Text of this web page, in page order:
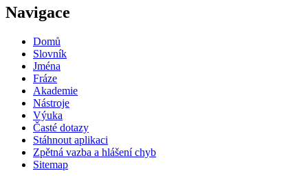
Navigace
Domů
Slovník
Jména
Fráze
Akademie
Nástroje
Výuka
Časté dotazy
Stáhnout aplikaci
Zpětná vazba a hlášení chyb
Sitemap